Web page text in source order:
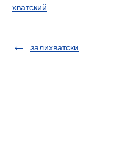
хватский
залихватски